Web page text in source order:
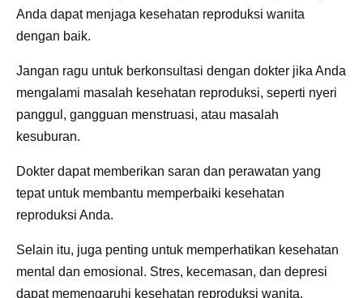
Anda dapat menjaga kesehatan reproduksi wanita
dengan baik.
Jangan ragu untuk berkonsultasi dengan dokter jika Anda
mengalami masalah kesehatan reproduksi, seperti nyeri
panggul, gangguan menstruasi, atau masalah
kesuburan.
Dokter dapat memberikan saran dan perawatan yang
tepat untuk membantu memperbaiki kesehatan
reproduksi Anda.
Selain itu, juga penting untuk memperhatikan kesehatan
mental dan emosional. Stres, kecemasan, dan depresi
dapat memengaruhi kesehatan reproduksi wanita.